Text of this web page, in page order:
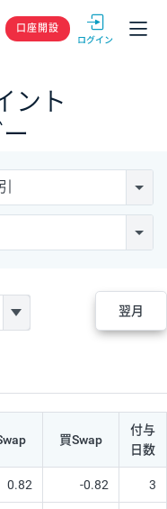
GMOクリック
口座開設
ント
翌月
買Swap
付与
日数
0.82 -0.82 3